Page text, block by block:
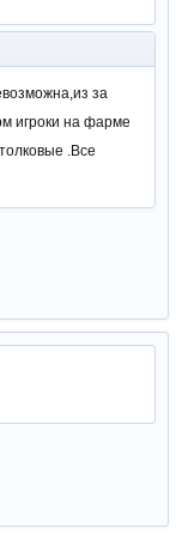
за
игроки на фарме
.Все